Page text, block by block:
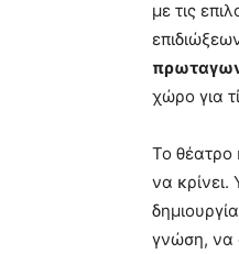
με τις
χώρο για
Το θέατρο
να κρίνει.
γνώση, να